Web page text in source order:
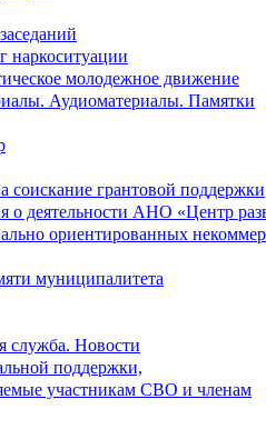
наркоситуации
молодежное движение
Аудиоматериалы. Памятки
соискание грантовой поддержки
о деятельности АНО «Центр
ориентированных
муниципалитета
служба. Новости
поддержки,
участникам СВО и членам